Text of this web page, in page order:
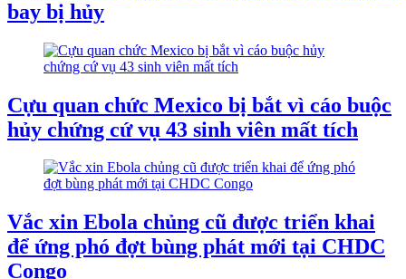
bay bị hủy
Cựu quan chức Mexico bị bắt vì cáo buộc
hủy chứng cứ vụ 43 sinh viên mất tích
Vắc xin Ebola chủng cũ được triển khai
để ứng phó đợt bùng phát mới tại CHDC
Congo